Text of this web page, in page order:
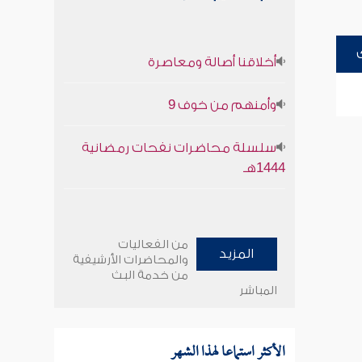
أخلاقنا أصالة ومعاصرة
وأمنهم من خوف 9
سلسلة محاضرات نفحات رمضانية
1444هـ
المزيد
من الفعاليات
والمحاضرات الأرشيفية
من خدمة البث
المباشر
الأكثر استماعا لهذا الشهر